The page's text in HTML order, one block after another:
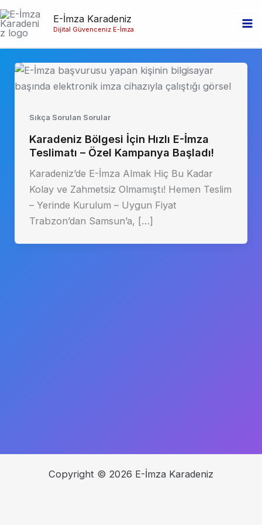
İçeriğe
atla
E-İmza Karadeniz
Dijital Güvenceniz E-İmza
Sıkça Sorulan Sorular
Karadeniz Bölgesi İçin Hızlı E-İmza
Teslimatı – Özel Kampanya Başladı!
Karadeniz’de E-İmza Almak Hiç Bu Kadar
Kolay ve Zahmetsiz Olmamıştı! Hemen Teslim
– Yerinde Kurulum – Uygun Fiyat
Trabzon’dan Samsun’a, […]
Copyright © 2026 E-İmza Karadeniz